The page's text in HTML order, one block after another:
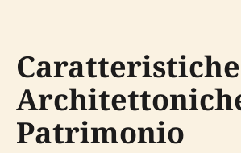
Caratteristiche
Patrimonio